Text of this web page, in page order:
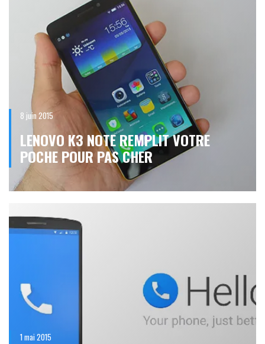
8 juin 2015
LENOVO K3 NOTE REMPLIT VOTRE
POCHE POUR PAS CHER
1 mai 2015